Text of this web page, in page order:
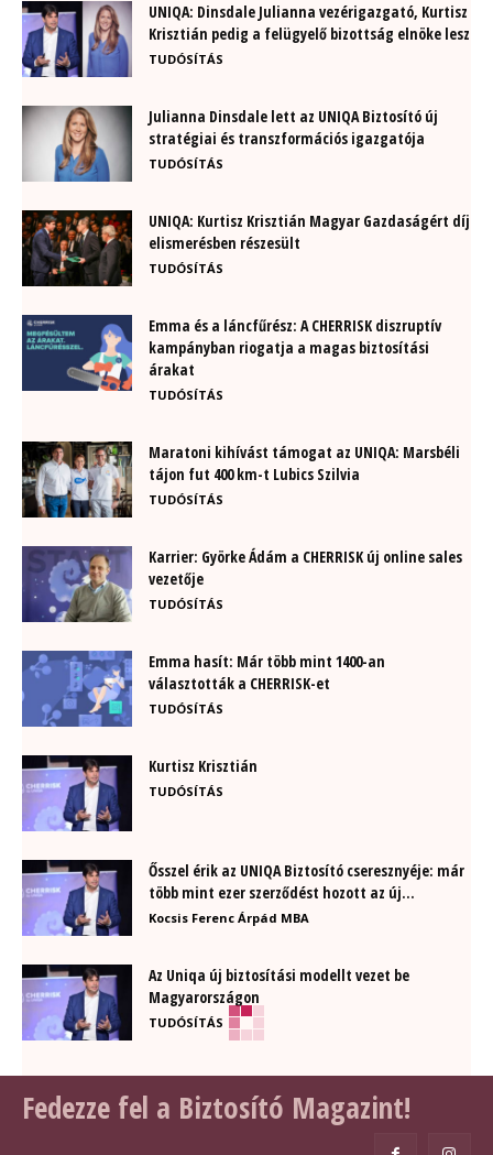
UNIQA: Dinsdale Julianna vezérigazgató, Kurtisz
Krisztián pedig a felügyelő bizottság elnöke lesz
TUDÓSÍTÁS
Julianna Dinsdale lett az UNIQA Biztosító új
stratégiai és transzformációs igazgatója
TUDÓSÍTÁS
UNIQA: Kurtisz Krisztián Magyar Gazdaságért díj
elismerésben részesült
TUDÓSÍTÁS
Emma és a láncfűrész: A CHERRISK diszruptív
kampányban riogatja a magas biztosítási
árakat
TUDÓSÍTÁS
Maratoni kihívást támogat az UNIQA: Marsbéli
tájon fut 400 km-t Lubics Szilvia
TUDÓSÍTÁS
Karrier: Györke Ádám a CHERRISK új online sales
vezetője
TUDÓSÍTÁS
Emma hasít: Már több mint 1400-an
választották a CHERRISK-et
TUDÓSÍTÁS
Kurtisz Krisztián
TUDÓSÍTÁS
Ősszel érik az UNIQA Biztosító cseresznyéje: már
több mint ezer szerződést hozott az új...
Kocsis Ferenc Árpád MBA
Az Uniqa új biztosítási modellt vezet be
Magyarországon
TUDÓSÍTÁS
Fedezze fel a Biztosító Magazint!